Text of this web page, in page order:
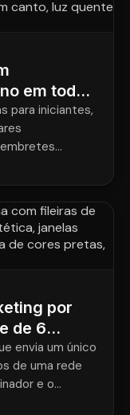
em todos
para iniciantes,
aluno
por
de 6
envia um único
de uma rede
e o